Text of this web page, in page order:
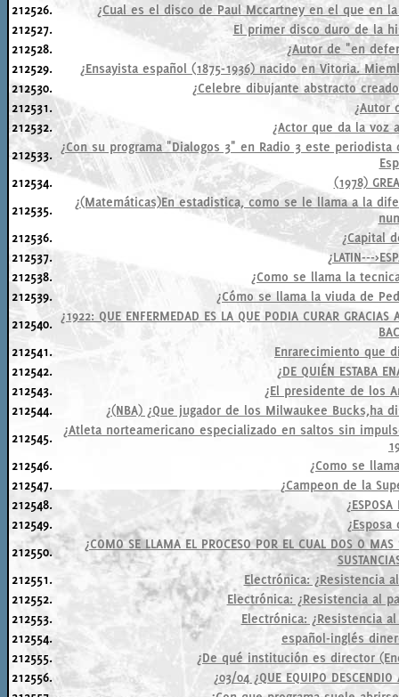
212526.
¿Cual es el disco de Paul Mccartney en el que en
212527.
El primer disco duro de la
212528.
¿Autor de "en
212529.
¿Ensayista español (1875-1936) nacido en Vitoria.
212530.
¿Celebre dibujante abstracto
212531.
¿Autor
212532.
¿Actor que da la voz
212533. ¿Con su programa "Dialogos 3" en Radio 3 este
212534.
(1978)
212535.
¿(Matemáticas)En estadistica, como se le llama a la
212536.
¿Capital
212537.
¿LATIN---
212538.
¿Como se llama la
212539.
¿Cómo se llama la viuda de
212540. ¿1922: QUE ENFERMEDAD ES LA QUE PODIA CURAR
212541.
Enrarecimiento que
212542.
¿DE QUIÉN ESTABA
212543.
¿El presidente de los
212544.
¿(NBA) ¿Que jugador de los Milwaukee Bucks,ha
212545.
¿Atleta norteamericano especializado en saltos sin
212546.
¿Como se
212547.
¿Campeon de la
212548.
¿ESPOSA
212549.
¿Esposa
212550.
¿COMO SE LLAMA EL PROCESO POR EL CUAL DOS O
212551.
Electrónica: ¿Resistencia
212552.
Electrónica: ¿Resistencia al
212553.
Electrónica: ¿Resistencia
212554.
español-inglés
212555.
¿De qué institución es director
212556.
¿03/04 ¿QUE EQUIPO DESCENDIO